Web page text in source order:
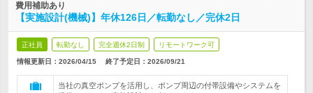
費用補助あり
【実施設計(機械)】年休126日／転勤なし／完休2日
正社員 転勤なし 完全週休2日制 リモートワーク可
情報更新日：2026/04/15 終了予定日： 2026/09/21
当社の真空ポンプを活用し、ポンプ周辺の付帯設備やシステムを